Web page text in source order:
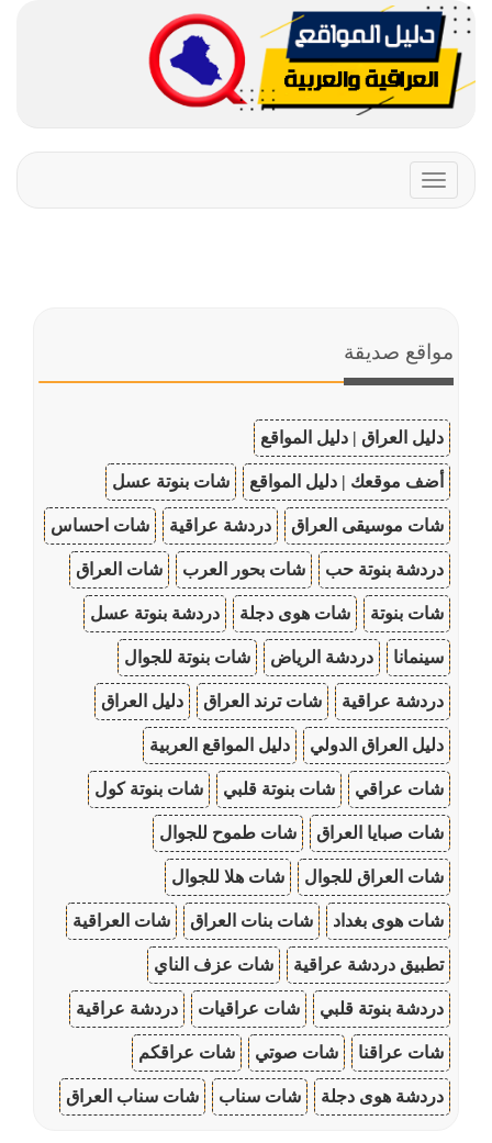
Toggle
navigation
مواقع صديقة
دليل العراق | دليل المواقع
أضف موقعك | دليل المواقع شات بنوتة عسل
شات موسيقى العراق دردشة عراقية شات احساس
دردشة بنوتة حب شات بحور العرب شات العراق
شات بنوتة شات هوى دجلة دردشة بنوتة عسل
سينمانا دردشة الرياض شات بنوتة للجوال
دردشة عراقية شات ترند العراق دليل العراق
دليل العراق الدولي دليل المواقع العربية
شات عراقي شات بنوتة قلبي شات بنوتة كول
شات صبايا العراق شات طموح للجوال
شات العراق للجوال شات هلا للجوال
شات هوى بغداد شات بنات العراق شات العراقية
تطبيق دردشة عراقية شات عزف الناي
دردشة بنوتة قلبي شات عراقيات دردشة عراقية
شات عراقنا شات صوتي شات عراقكم
دردشة هوى دجلة شات سناب شات سناب العراق